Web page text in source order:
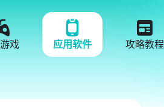
戏 应用软件 攻略教程